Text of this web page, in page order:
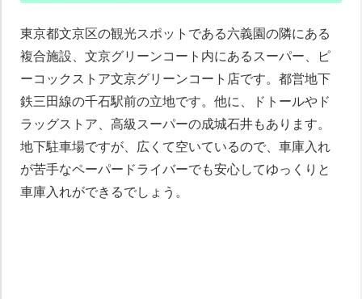
東京都文京区の観光スポットである六義園の隣にある
複合施設、文京グリーンコート内にあるスーパー、ピ
ーコックストア文京グリーンコート店です。都営地下
鉄三田線の千石駅前の立地です。他に、ドトールやド
ラッグストア、高級スーパーの成城石井もあります。
地下駐車場ですが、広くて空いているので、車庫入れ
が苦手なペーパードライバーでも安心してゆっくりと
車庫入れができるでしょう。